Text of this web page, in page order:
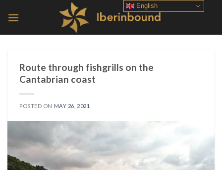
Route through fishgrills on the
Cantabrian coast
POSTED ON MAY 26, 2021
English